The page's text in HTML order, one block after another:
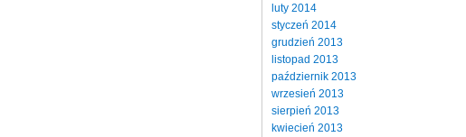
luty 2014
styczeń 2014
grudzień 2013
listopad 2013
październik 2013
wrzesień 2013
sierpień 2013
kwiecień 2013